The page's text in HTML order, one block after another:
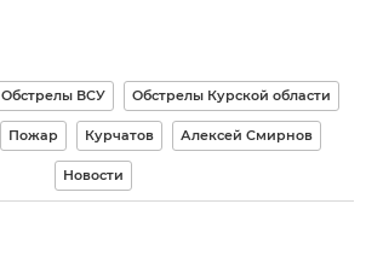
Обстрелы ВСУ Обстрелы Курской области
Пожар Курчатов Алексей Смирнов
Новости